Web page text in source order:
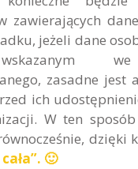
zawierających
jeżeli dane
zasadne jest
ich
W ten
dzięki
🙂